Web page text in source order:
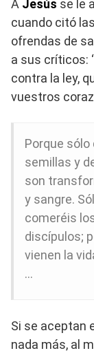
A Jesús se le
cuando citó
ofrendas de
a sus críticos:
contra la ley,
vuestros
Porque
semillas y
son
y sangre.
comeréis
discípulos;
vienen la
…
Si se aceptan
nada más, al